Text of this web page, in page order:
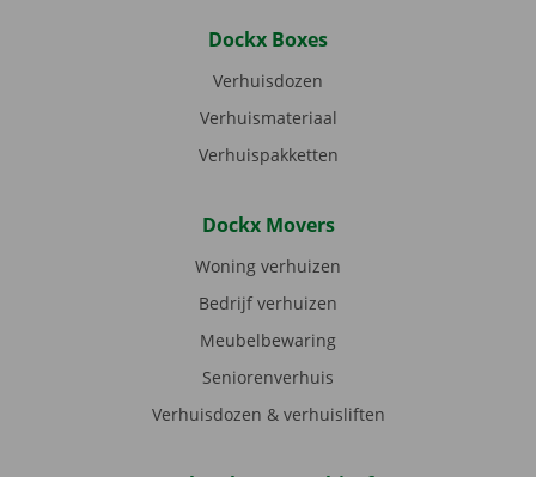
Dockx Boxes
Verhuisdozen
Verhuismateriaal
Verhuispakketten
Dockx Movers
Woning verhuizen
Bedrijf verhuizen
Meubelbewaring
Seniorenverhuis
Verhuisdozen & verhuisliften